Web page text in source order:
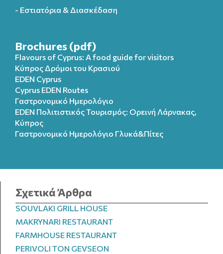
- Εστιατόρια & Διασκέδαση
Brochures (pdf)
Flavours of Cyprus: A food guide for visitors
Κύπρος Δρόμοι του Κρασιού
EDEN Cyprus
Cyprus EDEN Routes
Γαστρονομικό Ημερολόγιο
EDEN Πολιτιστικός Τουρισμός: Ορεινή Λάρνακας,
Κύπρος
Γαστρονομικό Ημερολόγιo Γλυκά&Πίτες
Σχετικά Άρθρα
SOUVLAKI GRILL HOUSE
MAKRYNARI RESTAURANT
FARMHOUSE RESTAURANT
PERIVOLI TON GEVSEON